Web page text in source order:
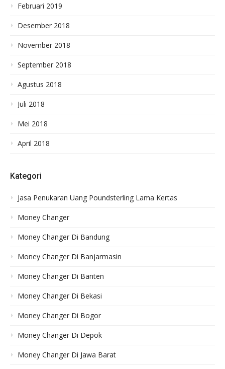
Februari 2019
Desember 2018
November 2018
September 2018
Agustus 2018
Juli 2018
Mei 2018
April 2018
Kategori
Jasa Penukaran Uang Poundsterling Lama Kertas
Money Changer
Money Changer Di Bandung
Money Changer Di Banjarmasin
Money Changer Di Banten
Money Changer Di Bekasi
Money Changer Di Bogor
Money Changer Di Depok
Money Changer Di Jawa Barat